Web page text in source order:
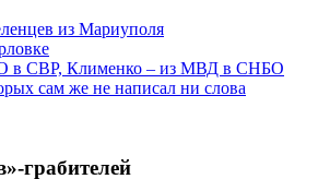
из Мариуполя
в СВР, Клименко – из МВД в СНБО
сам же не написал ни слова
грабителей